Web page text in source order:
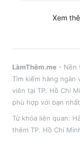
Xem
LàmThêm.me - Nền
Tìm kiếm hàng ngàn
viên tại TP. Hồ Chí
phù hợp với bạn
Từ khóa liên quan:
thêm TP. Hồ Chí